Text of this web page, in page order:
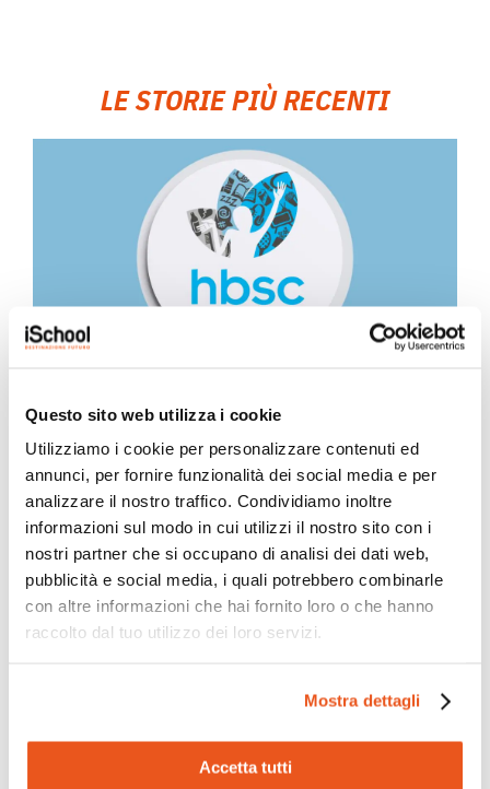
Questo sito web utilizza i cookie
Utilizziamo i cookie per personalizzare contenuti ed
annunci, per fornire funzionalità dei social media e per
analizzare il nostro traffico. Condividiamo inoltre
informazioni sul modo in cui utilizzi il nostro sito con i
nostri partner che si occupano di analisi dei dati web,
pubblicità e social media, i quali potrebbero combinarle
con altre informazioni che hai fornito loro o che hanno
raccolto dal tuo utilizzo dei loro servizi.
Mostra dettagli
Accetta tutti
LE STORIE PIÙ RECENTI
iSchool ha partecipato all’indagine
nazionale HBSC 2025/2026
25 Maggio 2026
Quest’anno il nostro Istituto ha preso parte al progetto
“HBSC – Health Behaviour in School-aged...